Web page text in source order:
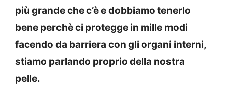
più grande che c’è e dobbiamo tenerlo
bene perchè ci protegge in mille modi
facendo da barriera con gli organi interni,
stiamo parlando proprio della nostra
pelle.